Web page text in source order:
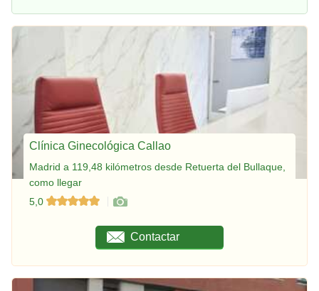
Clínica Ginecológica Callao
Madrid a 119,48 kilómetros desde Retuerta del Bullaque,
como llegar
5,0
Contactar